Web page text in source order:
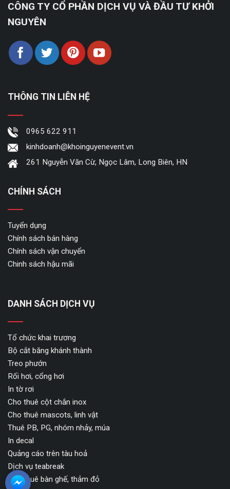
CÔNG TY CỔ PHẦN DỊCH VỤ VÀ ĐẦU TƯ KHỞI
NGUYÊN
THÔNG TIN LIÊN HỆ
0965 622 911
kinhdoanh@khoinguyenevent.vn
261 Nguyễn Văn Cừ, Ngọc Lâm, Long Biên, HN
CHÍNH SÁCH
Tuyển dụng
Chính sách bán hàng
Chính sách vận chuyển
Chinh sách hậu mãi
DANH SÁCH DỊCH VỤ
Tổ chức khai trương
Bộ cắt băng khánh thành
Treo phướn
Rối hơi, cổng hơi
In tờ rơi
Cho thuê cột chắn inox
Cho thuê mascots, linh vật
Thuê PB, PG, nhóm nhảy, múa
In decal
Quảng cáo trên tàu hoả
Dịch vụ teabreak
Cho thuê bàn ghế, thảm đỏ